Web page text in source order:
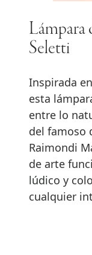
Lámpara
Seletti
Inspirada
esta
entre lo
del famoso
Raimondi
de arte
lúdico y
cualquier